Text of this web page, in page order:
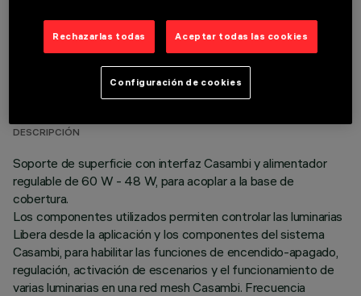
DATOS TÉCNICOS
DESCRIPCIÓN
Soporte de superficie con interfaz Casambi y alimentador
regulable de 60 W - 48 W, para acoplar a la base de
cobertura.
Los componentes utilizados permiten controlar las luminarias
Libera desde la aplicación y los componentes del sistema
Casambi, para habilitar las funciones de encendido-apagado,
regulación, activación de escenarios y el funcionamiento de
varias luminarias en una red mesh Casambi. Frecuencia
Rechazarlas todas Aceptar todas las cookies
Configuración de cookies